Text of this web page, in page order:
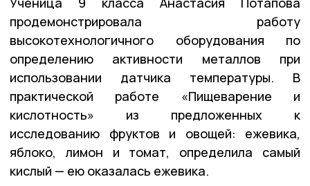
продемонстрировала работу
высокотехнологичного оборудования по
определению активности металлов при
использовании датчика температуры. В
практической работе «Пищеварение и
кислотность» из предложенных к
исследованию фруктов и овощей: ежевика,
яблоко, лимон и томат, определила самый
кислый — ею оказалась ежевика.